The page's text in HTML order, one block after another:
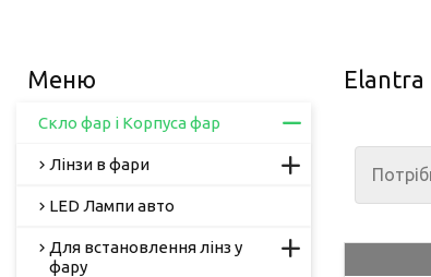
Elantra
Скло фар і Корпуса фар
Лінзи в фари
LED Лампи авто
Для встановлення лінз у
фару